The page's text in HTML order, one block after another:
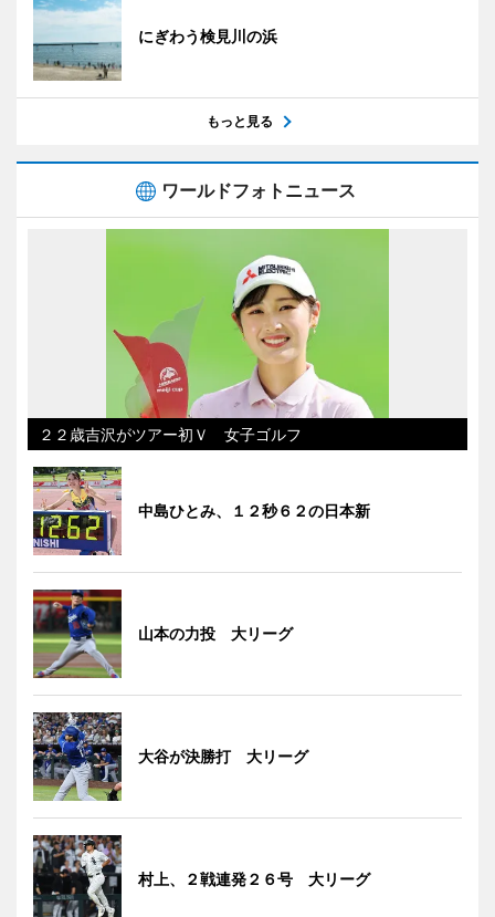
にぎわう検見川の浜
もっと見る
ワールドフォトニュース
２２歳吉沢がツアー初Ｖ 女子ゴルフ
中島ひとみ、１２秒６２の日本新
山本の力投 大リーグ
大谷が決勝打 大リーグ
村上、２戦連発２６号 大リーグ